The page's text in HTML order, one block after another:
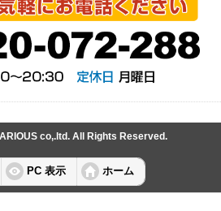
co,.ltd. All Rights Reserved.
PC 表示 ホーム